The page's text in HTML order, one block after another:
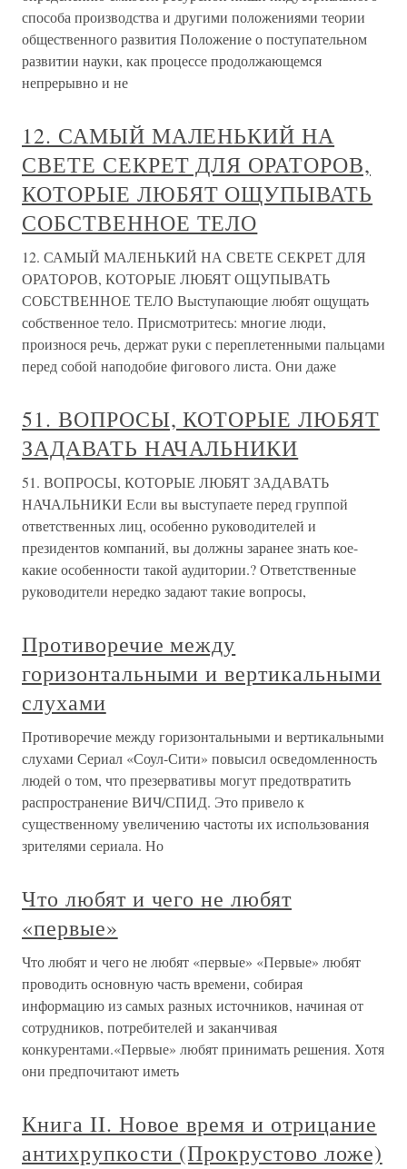
способа производства и другими положениями теории
общественного развития Положение о поступательном
развитии науки, как процессе продолжающемся
непрерывно и не
12. САМЫЙ МАЛЕНЬКИЙ НА
СВЕТЕ СЕКРЕТ ДЛЯ ОРАТОРОВ,
КОТОРЫЕ ЛЮБЯТ ОЩУПЫВАТЬ
СОБСТВЕННОЕ ТЕЛО
12. САМЫЙ МАЛЕНЬКИЙ НА СВЕТЕ СЕКРЕТ ДЛЯ
ОРАТОРОВ, КОТОРЫЕ ЛЮБЯТ ОЩУПЫВАТЬ
СОБСТВЕННОЕ ТЕЛО Выступающие любят ощущать
собственное тело. Присмотритесь: многие люди,
произнося речь, держат руки с переплетенными пальцами
перед собой наподобие фигового листа. Они даже
51. ВОПРОСЫ, КОТОРЫЕ ЛЮБЯТ
ЗАДАВАТЬ НАЧАЛЬНИКИ
51. ВОПРОСЫ, КОТОРЫЕ ЛЮБЯТ ЗАДАВАТЬ
НАЧАЛЬНИКИ Если вы выступаете перед группой
ответственных лиц, особенно руководителей и
президентов компаний, вы должны заранее знать кое-
какие особенности такой аудитории.? Ответственные
руководители нередко задают такие вопросы,
Противоречие между
горизонтальными и вертикальными
слухами
Противоречие между горизонтальными и вертикальными
слухами Сериал «Соул-Сити» повысил осведомленность
людей о том, что презервативы могут предотвратить
распространение ВИЧ/СПИД. Это привело к
существенному увеличению частоты их использования
зрителями сериала. Но
Что любят и чего не любят
«первые»
Что любят и чего не любят «первые» «Первые» любят
проводить основную часть времени, собирая
информацию из самых разных источников, начиная от
сотрудников, потребителей и заканчивая
конкурентами.«Первые» любят принимать решения. Хотя
они предпочитают иметь
Книга II. Новое время и отрицание
антихрупкости (Прокрустово ложе)